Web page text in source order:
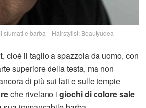
sfumati e barba – Hairstylist: Beautyudea
, cioè il taglio a spazzola da uomo, con
superiore della testa, ma non
di più sui lati e sulle tempie
che rivelano i giochi di colore sale